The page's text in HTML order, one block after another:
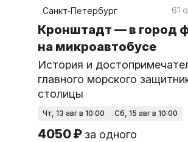
Санкт-Петербург
61
Кронштадт — в город
на микроавтобусе
История и
главного морского
столицы
чт, 13 авг в 10:00 сб, 15 авг в 10:00
4050 ₽ за одного